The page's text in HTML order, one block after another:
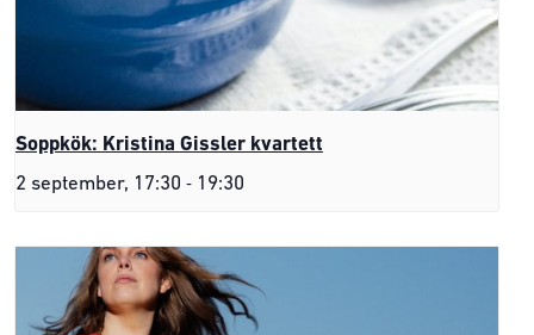
Soppkök: Kristina Gissler kvartett
2 september, 17:30 - 19:30